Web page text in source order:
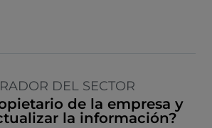
DEL SECTOR
de la empresa y
la información?